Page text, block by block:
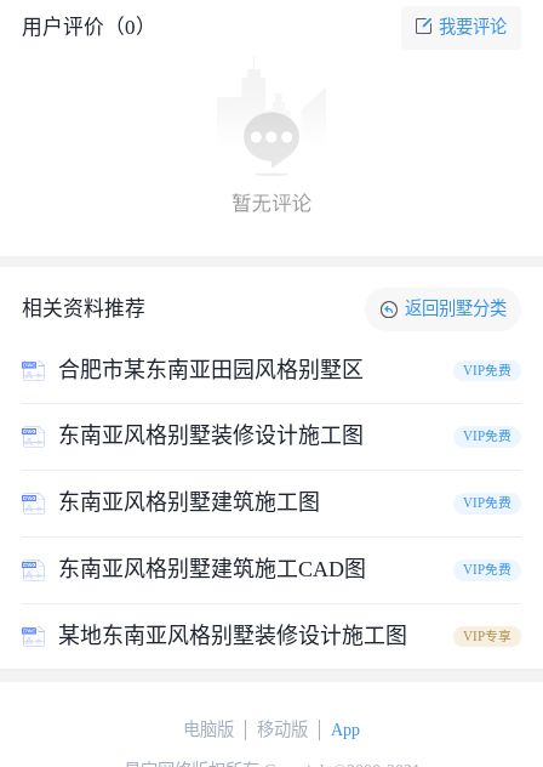
东南亚风格单层别墅su模型_图3
用户评价（0） 我要评论
相关资料推荐 返回 别墅分类
合肥市某东南亚田园风格别墅区 VIP免费
东南亚风格别墅装修设计施工图 VIP免费
东南亚风格别墅建筑施工图 VIP免费
东南亚风格别墅建筑施工CAD图 VIP免费
某地东南亚风格别墅装修设计施工图 VIP专享
电脑版 移动版 App